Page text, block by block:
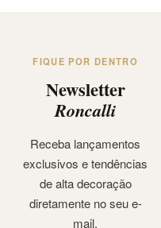
FIQUE POR DENTRO
Newsletter
Roncalli
Receba lançamentos
exclusivos e tendências
de alta decoração
diretamente no seu e-
mail.